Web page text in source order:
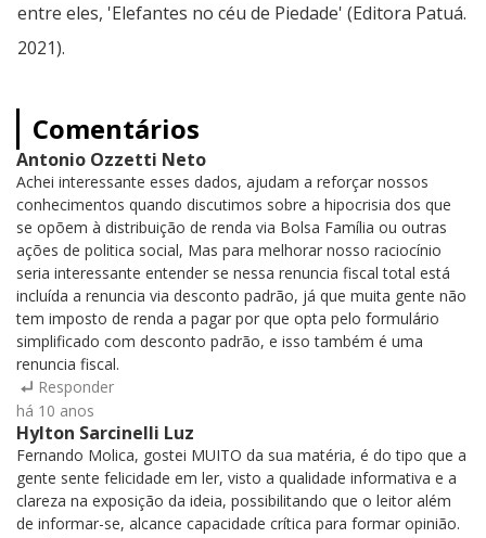
entre eles, 'Elefantes no céu de Piedade' (Editora Patuá.
2021).
Comentários
Antonio Ozzetti Neto
Achei interessante esses dados, ajudam a reforçar nossos
conhecimentos quando discutimos sobre a hipocrisia dos que
se opõem à distribuição de renda via Bolsa Família ou outras
ações de politica social, Mas para melhorar nosso raciocínio
seria interessante entender se nessa renuncia fiscal total está
incluída a renuncia via desconto padrão, já que muita gente não
tem imposto de renda a pagar por que opta pelo formulário
simplificado com desconto padrão, e isso também é uma
renuncia fiscal.
Responder
há 10 anos
Hylton Sarcinelli Luz
Fernando Molica, gostei MUITO da sua matéria, é do tipo que a
gente sente felicidade em ler, visto a qualidade informativa e a
clareza na exposição da ideia, possibilitando que o leitor além
de informar-se, alcance capacidade crítica para formar opinião.